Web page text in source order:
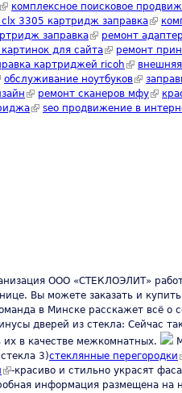
(link is external)
комплексное поисковое
3305 картридж заправка(link
заправка(link is external)
ремонт
для сайта(link is external)
ремонт
external)картриджей ricoh (link is
is external)
обслуживание ноутбуков(link is
(link is external)
ремонт сканеров мфу(link
(link is external)
seo продвижение в
ООО «СТЕКЛОЭЛИТ»
Вы можете заказать и
в Минске расскажет всё о
дверей из стекла: Сейчас
в качестве межкомнатных.
3)cтеклянные перегородки
(link is external)
-красиво и стильно украсят
информация размещена на